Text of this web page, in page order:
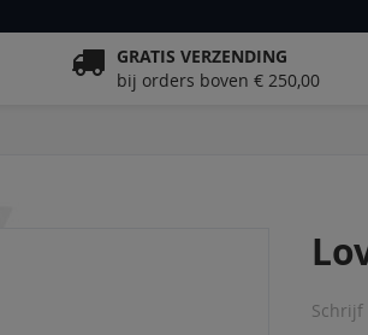
GRATIS VERZENDING
bij orders boven € 250,00